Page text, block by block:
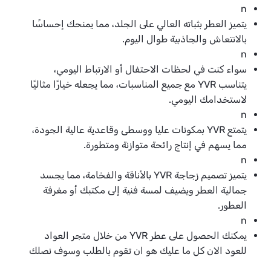
n
يتميز العطر بثباته العالي على الجلد، مما يمنحك إحساسًا
بالانتعاش والجاذبية طوال اليوم.
n
سواء كنت في لحظات الاحتفال أو الارتباط اليومي،
يتناسب YVR مع جميع المناسبات، مما يجعله خيارًا مثاليًا
لاستخدامك اليومي.
n
يتمتع YVR بمكونات عليا ووسطى وقاعدية عالية الجودة،
مما يسهم في إنتاج رائحة متوازنة ومتطورة.
n
يتميز تصميم زجاجة YVR بالأناقة والفخامة، مما يجسد
جمالية العطر ويضيف لمسة فنية إلى مكتبك أو مغرفة
العطور.
n
يمكنك الحصول على عطر YVR من خلال متجر العواد
للعود الان كل ما عليك هو ان تقوم بالطلب وسوف نصلك